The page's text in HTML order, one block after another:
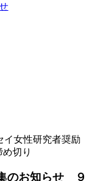
イ女性研究者奨励
切り
のお知らせ ９